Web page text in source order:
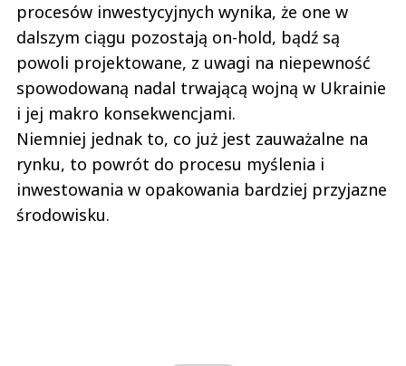
procesów inwestycyjnych wynika, że one w
dalszym ciągu pozostają on-hold, bądź są
powoli projektowane, z uwagi na niepewność
spowodowaną nadal trwającą wojną w Ukrainie
i jej makro konsekwencjami.
Niemniej jednak to, co już jest zauważalne na
rynku, to powrót do procesu myślenia i
inwestowania w opakowania bardziej przyjazne
środowisku.